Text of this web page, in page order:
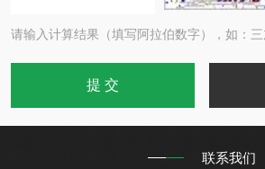
请输入计算结果（填写阿拉伯数字），如：
联系我们